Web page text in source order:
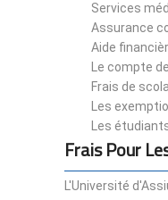
Services
Assurance
Aide
Le compte
Frais de
Les
Les
Frais Pour
L'Université